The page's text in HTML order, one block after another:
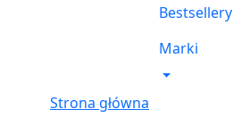
Bestsellery
Marki
Strona główna